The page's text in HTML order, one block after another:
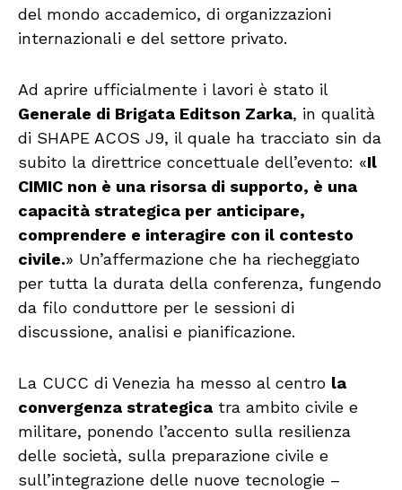
del mondo accademico, di organizzazioni
internazionali e del settore privato.
Ad aprire ufficialmente i lavori è stato il
Generale di Brigata Editson Zarka, in qualità
di SHAPE ACOS J9, il quale ha tracciato sin da
subito la direttrice concettuale dell’evento: «Il
CIMIC non è una risorsa di supporto, è una
capacità strategica per anticipare,
comprendere e interagire con il contesto
civile.» Un’affermazione che ha riecheggiato
per tutta la durata della conferenza, fungendo
da filo conduttore per le sessioni di
discussione, analisi e pianificazione.
La CUCC di Venezia ha messo al centro la
convergenza strategica tra ambito civile e
militare, ponendo l’accento sulla resilienza
delle società, sulla preparazione civile e
sull’integrazione delle nuove tecnologie –